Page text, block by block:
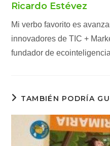
Ricardo Estévez
Mi verbo favorito es
innovadores de TIC +
fundador de ecointeligencia
TAMBIÉN PODRÍA